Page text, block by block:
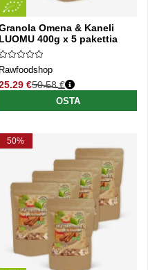
Omena & Kaneli
LUOMU 400g x 5 pakettia
Rawfoodshop
€ hinta
50.58 €
OSTA
50%